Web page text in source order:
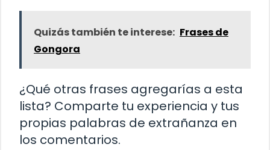
Quizás también te interese: Frases de
Gongora
¿Qué otras frases agregarías a esta
lista? Comparte tu experiencia y tus
propias palabras de extrañanza en
los comentarios.